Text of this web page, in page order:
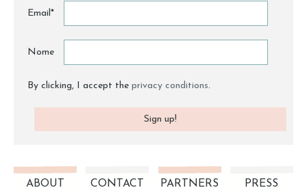
Email*
Nome
By clicking, I accept the privacy conditions.
ABOUT CONTACT PARTNERS PRESS